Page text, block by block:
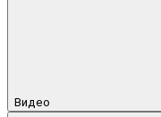
Видео